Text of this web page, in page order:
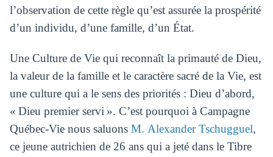
l’observation de cette règle qu’est assurée la prospérité
d’un individu, d’une famille, d’un État.
Une Culture de Vie qui reconnaît la primauté de Dieu,
la valeur de la famille et le caractère sacré de la Vie, est
une culture qui a le sens des priorités : Dieu d’abord,
« Dieu premier servi ». C’est pourquoi à Campagne
Québec-Vie nous saluons M. Alexander Tschugguel,
ce jeune autrichien de 26 ans qui a jeté dans le Tibre